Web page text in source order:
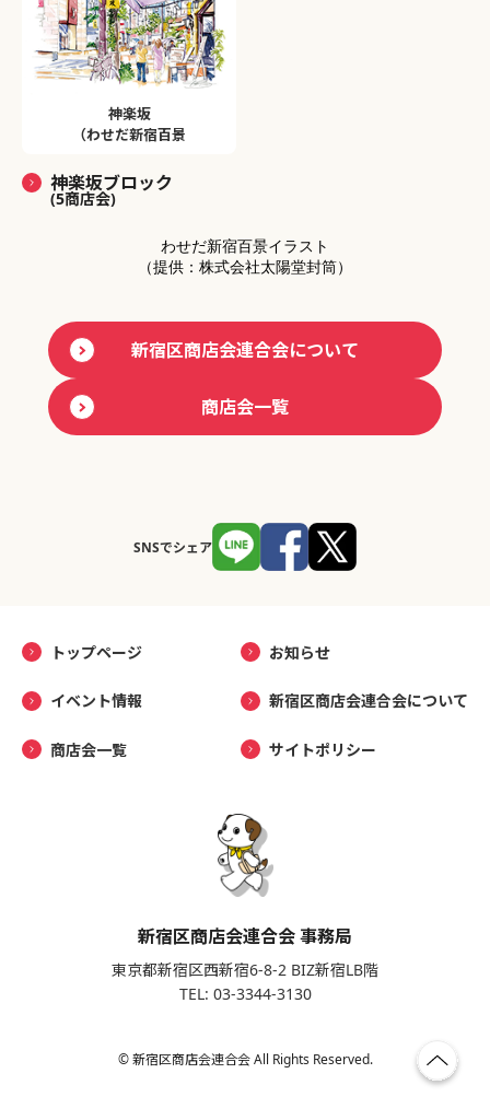
神楽坂
（わせだ新宿百景
神楽坂ブロック
(5商店会)
わせだ新宿百景イラスト
（提供：株式会社太陽堂封筒）
新宿区商店会連合会について
商店会一覧
SNSでシェア
トップページ お知らせ
イベント情報 新宿区商店会連合会について
商店会一覧 サイトポリシー
新宿区商店会連合会 事務局
東京都新宿区西新宿6-8-2 BIZ新宿LB階
TEL: 03-3344-3130
© 新宿区商店会連合会 All Rights Reserved.